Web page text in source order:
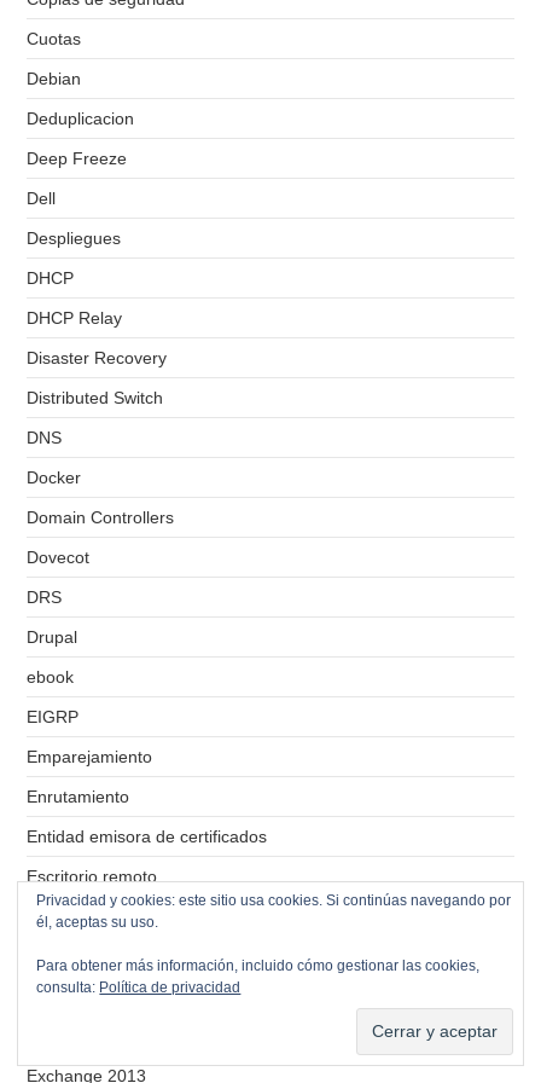
Cuotas
Debian
Deduplicacion
Deep Freeze
Dell
Despliegues
DHCP
DHCP Relay
Disaster Recovery
Distributed Switch
DNS
Docker
Domain Controllers
Dovecot
DRS
Drupal
ebook
EIGRP
Emparejamiento
Enrutamiento
Entidad emisora de certificados
Escritorio remoto
ESXi
Etherchannel
Ethernet
Exchange 2013
Privacidad y cookies: este sitio usa cookies. Si continúas navegando por
él, aceptas su uso.
Para obtener más información, incluido cómo gestionar las cookies,
consulta: Política de privacidad